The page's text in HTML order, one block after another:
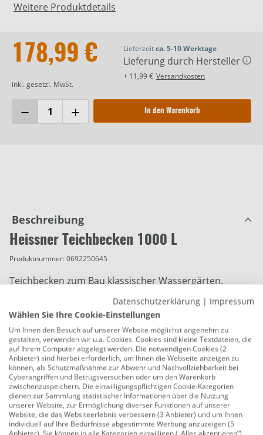
Weitere Produktdetails
178,99 €
inkl. gesetzl. MwSt.
Lieferzeitca. 5-10 Werktage
Lieferung durch Hersteller
+ 11,99 € Versandkosten
In den Warenkorb
Beschreibung
Heissner Teichbecken 1000 L
Produktnummer:0692250645
Teichbecken zum Bau klassischer Wassergärten.
224 x 150 x 70 cm
einfacher Einbau
ineinander stapelbar
optimale Teichtiefe
naturnah geformt
wulstgesicherte Pflanzzonen
Datenschutzerklärung | Impressum
Wählen Sie Ihre Cookie-Einstellungen
Um Ihnen den Besuch auf unserer Website möglichst angenehm zu
gestalten, verwenden wir u.a. Cookies. Cookies sind kleine Textdateien, die
auf Ihrem Computer abgelegt werden. Die notwendigen Cookies (2
Anbieter) sind hierbei erforderlich, um Ihnen die Webseite anzeigen zu
können, als Schutzmaßnahme zur Abwehr und Nachvollziehbarkeit bei
Cyberangriffen und Betrugsversuchen oder um den Warenkorb
zwischenzuspeichern. Die einwilligungspflichtigen Cookie-Kategorien
dienen zur Sammlung statistischer Informationen über die Nutzung
unserer Website, zur Ermöglichung diverser Funktionen auf unserer
Website, die das Websiteerlebnis verbessern (3 Anbieter) und um Ihnen
individuell auf Ihre Bedürfnisse abgestimmte Werbung anzuzeigen (5
Anbieter). Sie können in alle Kategorien einwilligen („Alles akzeptieren“)